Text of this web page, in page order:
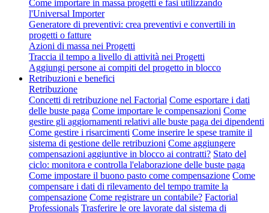
Come importare in massa progetti e fasi utilizzando
l'Universal Importer
Generatore di preventivi: crea preventivi e convertili in
progetti o fatture
Azioni di massa nei Progetti
Traccia il tempo a livello di attività nei Progetti
Aggiungi persone ai compiti del progetto in blocco
Retribuzioni e benefici
Retribuzione
Concetti di retribuzione nel Factorial Come esportare i dati
delle buste paga Come importare le compensazioni Come
gestire gli aggiornamenti relativi alle buste paga dei dipendenti
Come gestire i risarcimenti Come inserire le spese tramite il
sistema di gestione delle retribuzioni Come aggiungere
compensazioni aggiuntive in blocco ai contratti? Stato del
ciclo: monitora e controlla l'elaborazione delle buste paga
Come impostare il buono pasto come compensazione Come
compensare i dati di rilevamento del tempo tramite la
compensazione Come registrare un contabile? Factorial
Professionals Trasferire le ore lavorate dal sistema di